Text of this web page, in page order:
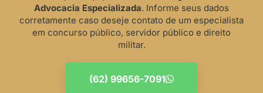
Advocacia Especializada. Informe seus dados
corretamente caso deseje contato de um especialista
em concurso público, servidor público e direito
militar.
(62) 99656-7091